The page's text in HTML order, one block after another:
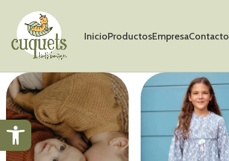
Abrir barra de herramientas
InicioProductosEmpresaContacto